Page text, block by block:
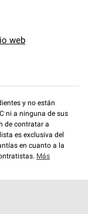
web
y no están
ni a ninguna de sus
de contratar a
es exclusiva del
en cuanto a la
Más